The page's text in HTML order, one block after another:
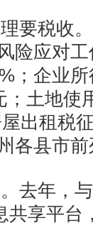
税收。
险应对
；企业
土地使
出租税
各县市
年，与
共享平